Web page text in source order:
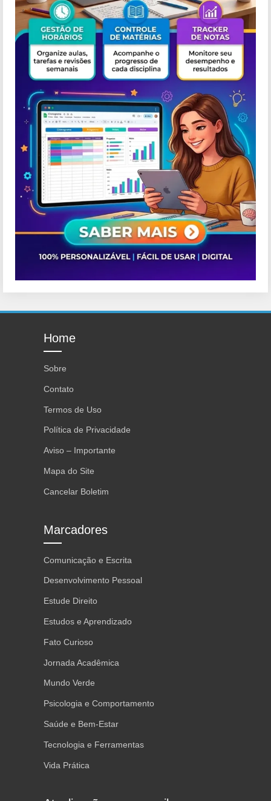
Home
Sobre
Contato
Termos de Uso
Política de Privacidade
Aviso – Importante
Mapa do Site
Cancelar Boletim
Marcadores
Comunicação e Escrita
Desenvolvimento Pessoal
Estude Direito
Estudos e Aprendizado
Fato Curioso
Jornada Acadêmica
Mundo Verde
Psicologia e Comportamento
Saúde e Bem-Estar
Tecnologia e Ferramentas
Vida Prática